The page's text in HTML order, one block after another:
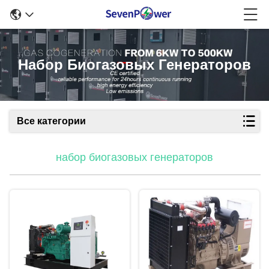
Набор Биогазовых Генераторов
Все категории
набор биогазовых генераторов